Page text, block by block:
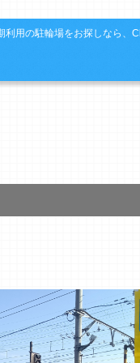
利用の駐輪場をお探しなら、